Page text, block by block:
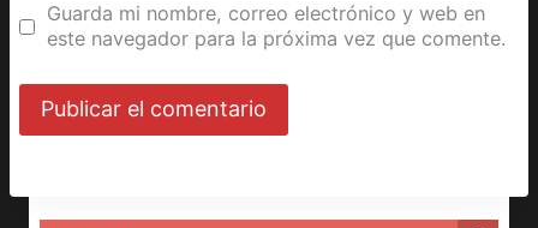
Guarda mi nombre, correo electrónico y web en
este navegador para la próxima vez que comente.